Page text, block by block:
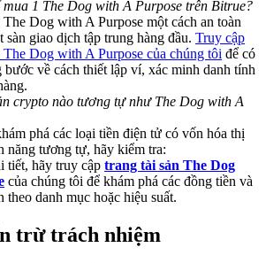
& Win
prize pool
Users
to Win 500,000 USDT
mua 1 The Dog with A Purpose trên Bitrue?
Dog with A Purpose một cách an toàn
sàn giao dịch tập trung hàng đầu. Truy cập
Dog with A Purpose của chúng tôi để có
bước về cách thiết lập ví, xác minh danh tính
crypto nào tương tự như The Dog with A
phá các loại tiền điện tử có vốn hóa thị
năng tương tự, hãy kiểm tra:
tiết, hãy truy cập trang tài sản The Dog
của chúng tôi để khám phá các đồng tiền và
theo danh mục hoặc hiệu suất.
trừ trách nhiệm